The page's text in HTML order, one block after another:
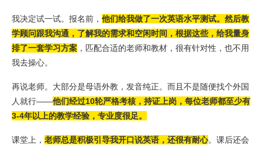
我决定试一试。报名前， 他们给我做了一次英语水平测试。然后教
学顾问跟我沟通，了解我的需求和空闲时间，根据这些，给我量身
排了一套学习方案 ，匹配合适的老师和教材，很有针对性，也不用
我去操心。
再说老师。大部分是母语外教，发音纯正。而且不是随便找个外国
人就行——他们经过10轮严格考核，持证上岗，每位老师都至少有
3-4年以上的教学经验，专业度很足。
课堂上， 老师总是积极引导我开口说英语，还很有耐心。课后还会